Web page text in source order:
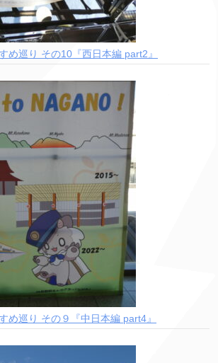
め巡り その10『西日本編 part2』
め巡り その９『中日本編 part4』